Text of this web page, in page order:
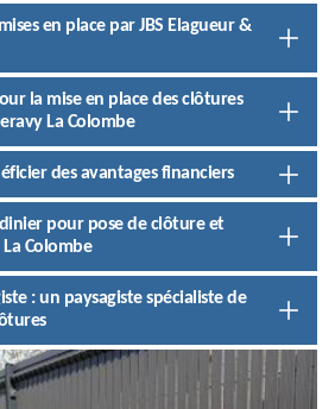
en place par JBS Elagueur &
la mise en place des clôtures
La Colombe
des avantages financiers
pour pose de clôture et
Colombe
: un paysagiste spécialiste de